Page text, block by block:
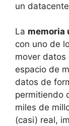
un
La memoria
con uno de
mover datos
espacio de
datos de
permitiendo
miles de
(casi) real,